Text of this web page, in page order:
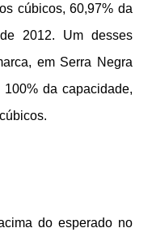
cúbicos, 60,97% da
2012. Um desses
em Serra Negra
da capacidade,
do esperado no